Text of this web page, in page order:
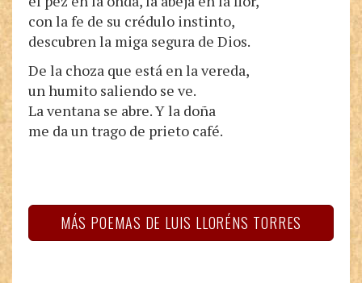
con la fe de su crédulo instinto,
descubren la miga segura de Dios.
De la choza que está en la vereda,
un humito saliendo se ve.
La ventana se abre. Y la doña
me da un trago de prieto café.
MÁS POEMAS DE LUIS LLORÉNS TORRES